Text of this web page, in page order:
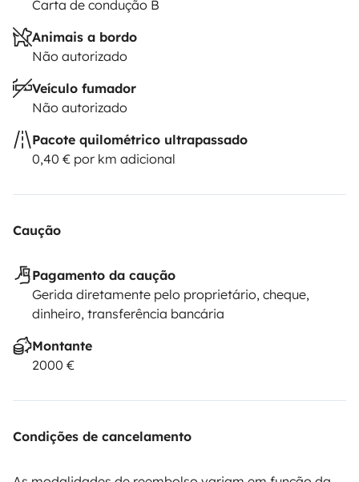
Carta de condução B
Animais a bordo
Não autorizado
Veículo fumador
Não autorizado
Pacote quilométrico ultrapassado
0,40 € por km adicional
Caução
Pagamento da caução
Gerida diretamente pelo proprietário, cheque,
dinheiro, transferência bancária
Montante
2000 €
Condições de cancelamento